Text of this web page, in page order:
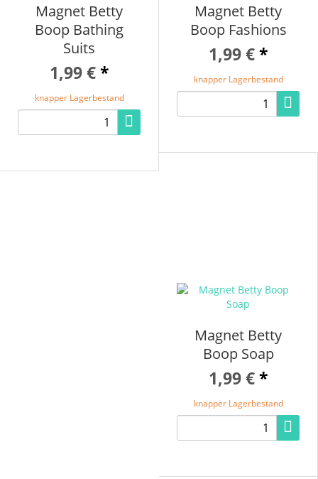
Magnet Betty
Boop Bathing
Suits
1,99 € *
knapper Lagerbestand
Magnet Betty
Boop Fashions
1,99 € *
knapper Lagerbestand
Magnet Betty
Boop Soap
1,99 € *
knapper Lagerbestand